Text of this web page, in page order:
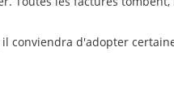
conviendra d'adopter